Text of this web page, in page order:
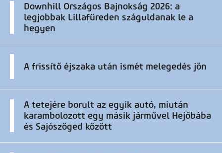
Downhill Országos Bajnokság 2026: a
legjobbak Lillafüreden száguldanak le a
hegyen
A frissítő éjszaka után ismét melegedés jön
A tetejére borult az egyik autó, miután
karambolozott egy másik járművel Hejőbába
és Sajószöged között